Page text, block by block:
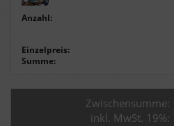
Anzahl:
Einzelpreis:
Summe:
Zwischensumme:
inkl. MwSt. 19%: